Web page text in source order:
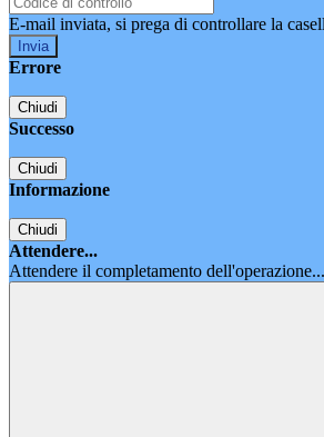
E-mail inviata, si prega di controllare la
Errore
Chiudi
Successo
Chiudi
Informazione
Chiudi
Attendere...
Attendere il completamento dell'operazione...